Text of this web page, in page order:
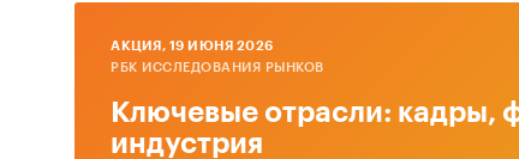
…%.
AКЦИЯ, 19 ИЮНЯ 2026
РБК ИССЛЕДОВАНИЯ РЫНКОВ
Ключевые отрасли: кадры,
индустрия